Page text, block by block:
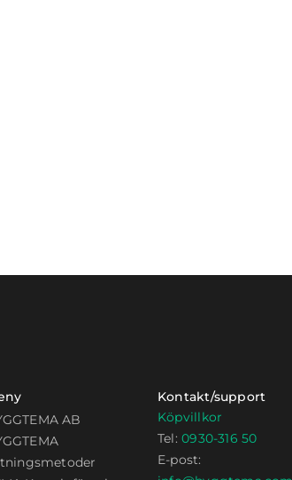
AB
Kontakt/support
Köpvillkor
Tel:0930-316 50
E-post: